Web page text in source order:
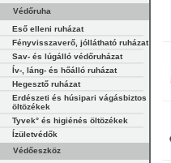
Védőruha
Eső elleni ruházat
Fényvisszaverő, jóllátható ruházat
Sav- és lúgálló védőruházat
Ív-, láng- és hőálló ruházat
Hegesztő ruházat
Erdészeti és húsipari vágásbiztos
öltözékek
Tyvek° és higiénés öltözékek
Ízületvédők
Védőeszköz